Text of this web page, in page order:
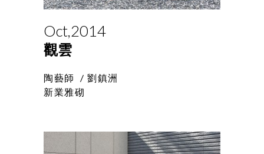
Oct,2014
觀雲
陶藝師 /劉鎮洲
新業雅砌